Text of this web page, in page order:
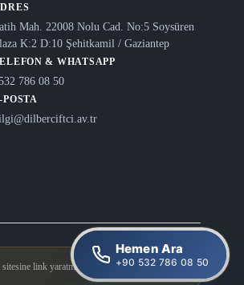
Mah. 22008 Nolu Cad. No:5 Soysüren
K:2 D:10 Şehitkamil / Gaziantep
& WHATSAPP
786 08 50
POSTA
link yaratmak yasaktır.
Hemen Ara
+90 532 786 08 50